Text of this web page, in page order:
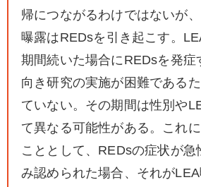
帰につながるわけではないが
曝露はREDsを引き起こす。
期間続いた場合にREDsを発症
向き研究の実施が困難である
ていない。その期間は性別や
て異なる可能性がある。これ
こととして、REDsの症状が急
み認められた場合、それが